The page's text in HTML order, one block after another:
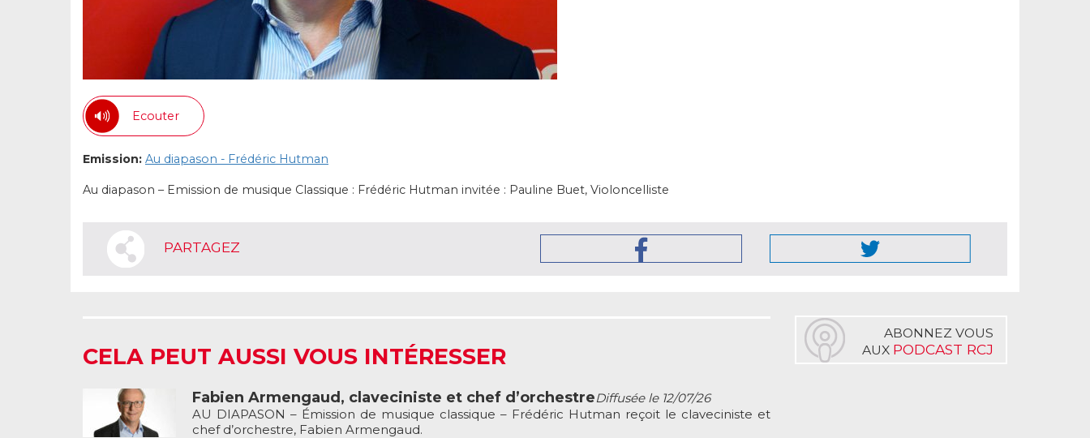
Ecouter
Emission: Au diapason - Frédéric Hutman
Au diapason – Emission de musique Classique : Frédéric Hutman invitée : Pauline Buet, Violoncelliste
PARTAGEZ
CELA PEUT AUSSI VOUS INTÉRESSER
Fabien Armengaud, claveciniste et chef d’orchestreDiffusée le 12/07/26
AU DIAPASON – Émission de musique classique – Frédéric Hutman reçoit le claveciniste et
chef d’orchestre, Fabien Armengaud.
ABONNEZ VOUS
AUX PODCAST RCJ